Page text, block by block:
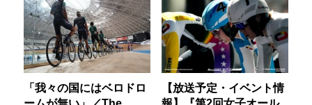
「我々の国にはベロドロ
【放送予定・イベント情